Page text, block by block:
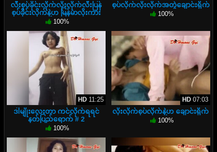
လီးစုပ်ခိုင်းလိုက်လိုးလိုက်လီးပြန်
စုပ်ခိုင်းလိုက်နဲ့ဟ မြန်မာလိုးကား
100%
စုပ်လိုက်လိုးလိုက်အတွဲချောင်းရိုက်
100%
HD11:25
ဒါမျိုးလေးတာ ကင်လိုက်ရရင်
နတ်ပြည်ရောက် # 2
100%
HD07:03
လိုးလိုက်စုပ်လိုက်နဲ့ဟ ချောင်းရိုက်
100%